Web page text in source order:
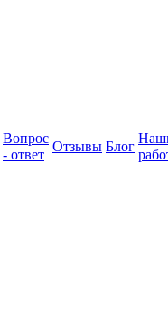
Вопрос
- ответ
Отзывы Блог